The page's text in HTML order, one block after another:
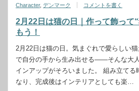
Character, デンマーク コメントを書く
2月22日は猫の日｜作って飾って
もう！
2月22日は猫の日。気まぐれで愛らしい
で自分の手から生み出せる——そんな大
インアップがそろいました。 組み立てる
なり、完成後はインテリアとしても楽…